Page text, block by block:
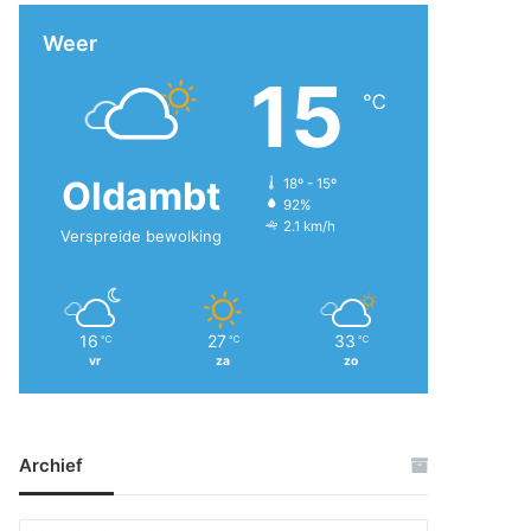
Weer
Oldambt
Verspreide bewolking
15 ℃
18º - 15º
92%
2.1 km/h
16 ℃
vr
27 ℃
za
33 ℃
zo
Archief